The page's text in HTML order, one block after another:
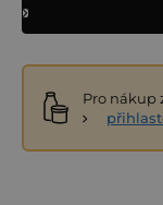
Pro nákup